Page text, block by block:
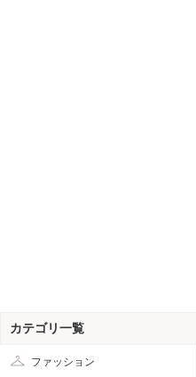
カテゴリ一覧
ファッション